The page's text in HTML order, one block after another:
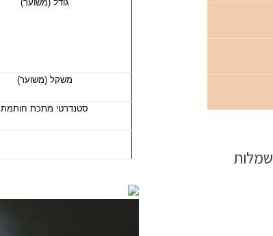
גודל (משוער)
משקל (משוער)
סטנדרטי מתכת חותמת
מבחר של יותר מ 700 שמלות